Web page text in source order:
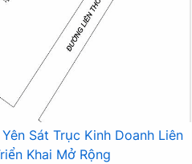
Sát Trục Kinh Doanh Liên
Khai Mở Rộng